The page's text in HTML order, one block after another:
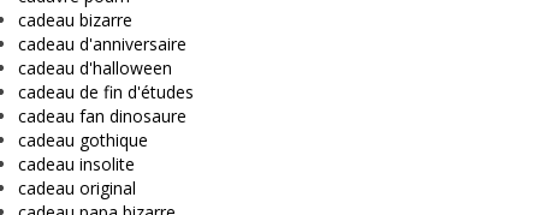
cadeau bizarre
cadeau d'anniversaire
cadeau d'halloween
cadeau de fin d'études
cadeau fan dinosaure
cadeau gothique
cadeau insolite
cadeau original